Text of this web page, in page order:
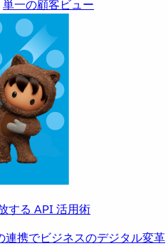
単一の顧客ビュー
する API 活用術
携でビジネスのデジタル変革